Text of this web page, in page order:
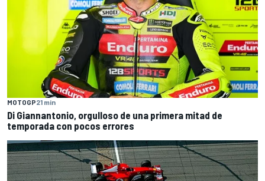
MOTOGP21 min
Di Giannantonio, orgulloso de una primera mitad de
temporada con pocos errores